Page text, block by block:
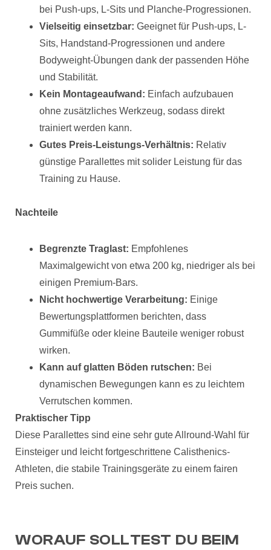
bei Push-ups, L-Sits und Planche-Progressionen.
Vielseitig einsetzbar: Geeignet für Push-ups, L-
Sits, Handstand-Progressionen und andere
Bodyweight-Übungen dank der passenden Höhe
und Stabilität.
Kein Montageaufwand: Einfach aufzubauen
ohne zusätzliches Werkzeug, sodass direkt
trainiert werden kann.
Gutes Preis-Leistungs-Verhältnis: Relativ
günstige Parallettes mit solider Leistung für das
Training zu Hause.
Nachteile
Begrenzte Traglast: Empfohlenes
Maximalgewicht von etwa 200 kg, niedriger als bei
einigen Premium-Bars.
Nicht hochwertige Verarbeitung: Einige
Bewertungsplattformen berichten, dass
Gummifüße oder kleine Bauteile weniger robust
wirken.
Kann auf glatten Böden rutschen: Bei
dynamischen Bewegungen kann es zu leichtem
Verrutschen kommen.
Praktischer Tipp
Diese Parallettes sind eine sehr gute Allround-Wahl für
Einsteiger und leicht fortgeschrittene Calisthenics-
Athleten, die stabile Trainingsgeräte zu einem fairen
Preis suchen.
WORAUF SOLLTEST DU BEIM